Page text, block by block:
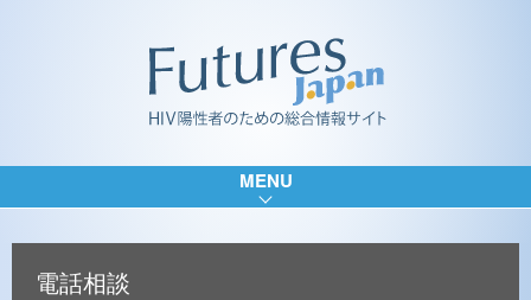
MENU
電話相談